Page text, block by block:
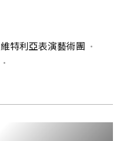
維特利亞表演藝術團